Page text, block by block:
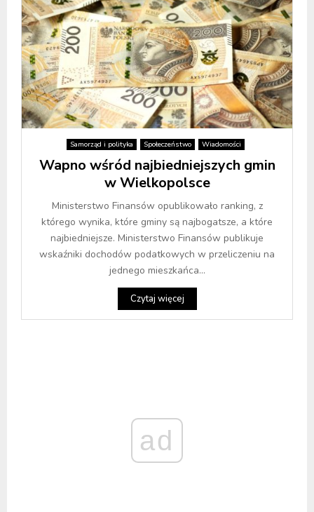
Samorząd i polityka Społeczeństwo Wiadomości
Wapno wśród najbiedniejszych gmin
w Wielkopolsce
Ministerstwo Finansów opublikowało ranking, z
którego wynika, które gminy są najbogatsze, a które
najbiedniejsze. Ministerstwo Finansów publikuje
wskaźniki dochodów podatkowych w przeliczeniu na
jednego mieszkańca...
Czytaj więcej
ad